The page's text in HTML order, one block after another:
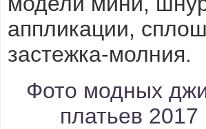
аппликации,
застежка-молния.
Фото модных
платьев 2017